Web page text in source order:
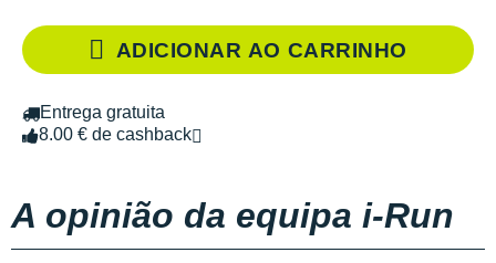
ADICIONAR AO CARRINHO
Entrega gratuita
8.00 € de cashback
A opinião da equipa i-Run